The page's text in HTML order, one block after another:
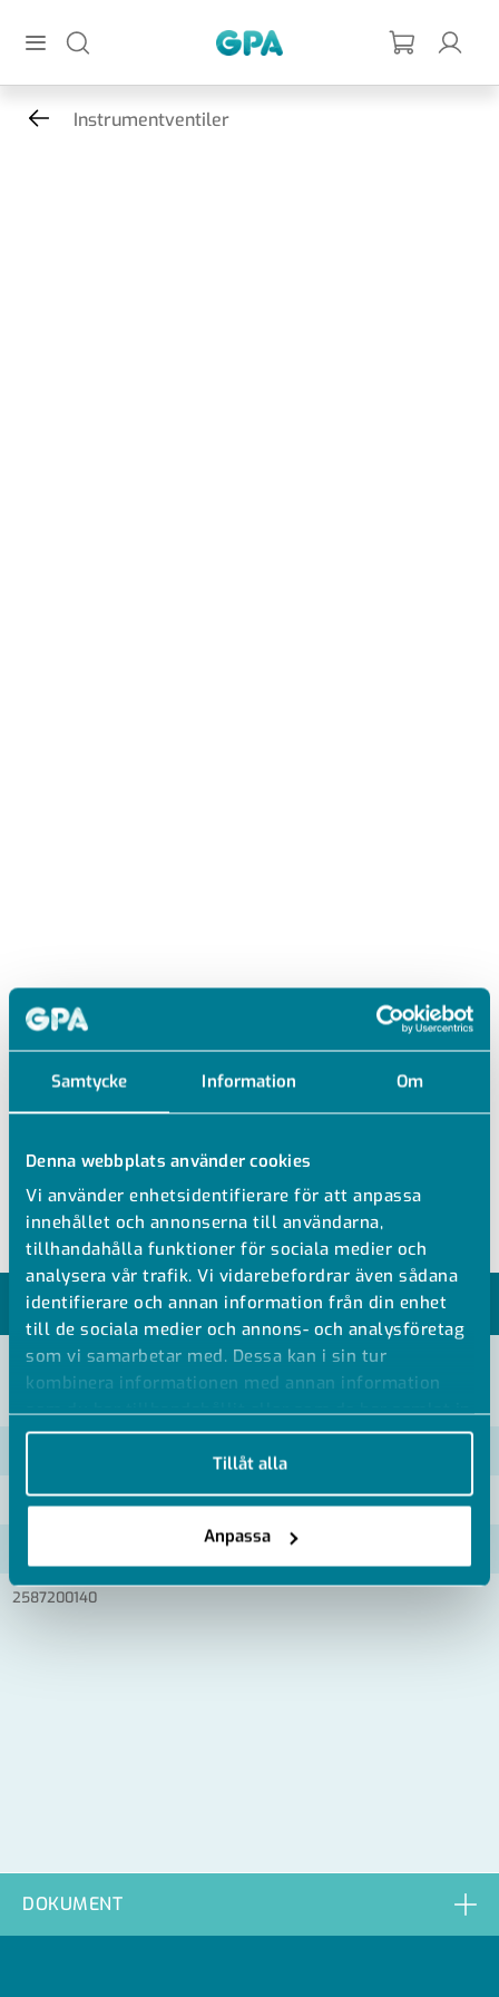
Samtycke Information Om
Denna webbplats använder cookies
Vi använder enhetsidentifierare för att anpassa
innehållet och annonserna till användarna,
tillhandahålla funktioner för sociala medier och
analysera vår trafik. Vi vidarebefordrar även sådana
identifierare och annan information från din enhet
till de sociala medier och annons- och analysföretag
som vi samarbetar med. Dessa kan i sin tur
kombinera informationen med annan information
som du har tillhandahållit eller som de har samlat in
när du har använt deras tjänster.
Tillåt alla
Anpassa
Instrumentventiler
SO NV 01C21
MÄSSINGS-REGLERVENTIL
Mässings-reglerventil
MODELLER
VISA ALLA MÅTT +
2587200040
2587200140
DOKUMENT